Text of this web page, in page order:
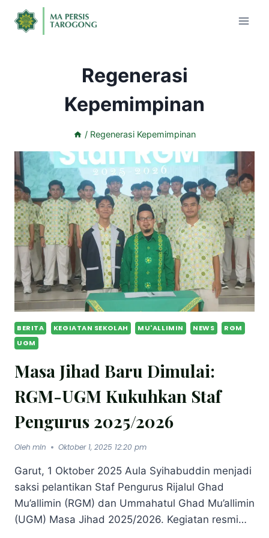
Regenerasi
Kepemimpinan
/ Regenerasi Kepemimpinan
BERITA KEGIATAN SEKOLAH MU'ALLIMIN NEWS
RGM
UGM
Masa Jihad Baru Dimulai:
RGM-UGM Kukuhkan Staf
Pengurus 2025/2026
Oleh mln Oktober 1, 2025 12:20 pm
Garut, 1 Oktober 2025 Aula Syihabuddin menjadi
saksi pelantikan Staf Pengurus Rijalul Ghad
Mu’allimin (RGM) dan Ummahatul Ghad Mu’allimin
(UGM) Masa Jihad 2025/2026. Kegiatan resmi…